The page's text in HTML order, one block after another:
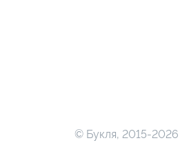
© Букля, 2015-2026